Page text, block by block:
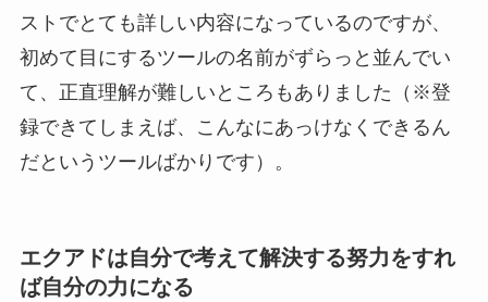
ストでとても詳しい内容になっているのですが、
初めて目にするツールの名前がずらっと並んでい
て、正直理解が難しいところもありました（※登
録できてしまえば、こんなにあっけなくできるん
だというツールばかりです）。
エクアドは自分で考えて解決する努力をすれ
ば自分の力になる